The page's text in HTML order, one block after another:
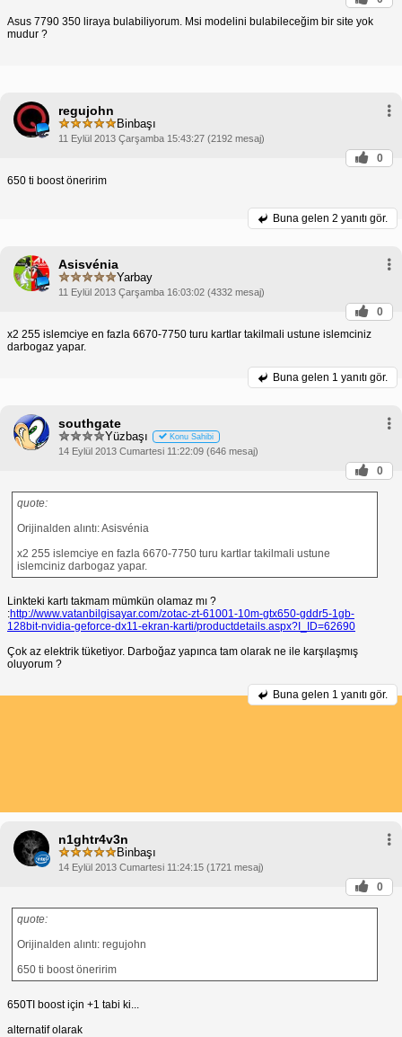
Asus 7790 350 liraya bulabiliyorum. Msi modelini bulabileceğim bir site yok
mudur ?
regujohn
Binbaşı
11 Eylül 2013 Çarşamba 15:43:27 (2192 mesaj)
0
650 ti boost öneririm
Buna gelen 2 yanıtı gör.
Asisvénia
Yarbay
11 Eylül 2013 Çarşamba 16:03:02 (4332 mesaj)
0
x2 255 islemciye en fazla 6670-7750 turu kartlar takilmali ustune islemciniz
darbogaz yapar.
Buna gelen 1 yanıtı gör.
southgate
Yüzbaşı Konu Sahibi
14 Eylül 2013 Cumartesi 11:22:09 (646 mesaj)
0
quote:
Orijinalden alıntı: Asisvénia
x2 255 islemciye en fazla 6670-7750 turu kartlar takilmali ustune
islemciniz darbogaz yapar.
Linkteki kartı takmam mümkün olamaz mı ?
:http://www.vatanbilgisayar.com/zotac-zt-61001-10m-gtx650-gddr5-1gb-
128bit-nvidia-geforce-dx11-ekran-karti/productdetails.aspx?I_ID=62690
Çok az elektrik tüketiyor. Darboğaz yapınca tam olarak ne ile karşılaşmış
oluyorum ?
Buna gelen 1 yanıtı gör.
n1ghtr4v3n
Binbaşı
14 Eylül 2013 Cumartesi 11:24:15 (1721 mesaj)
0
quote:
Orijinalden alıntı: regujohn
650 ti boost öneririm
650TI boost için +1 tabi ki...
alternatif olarak